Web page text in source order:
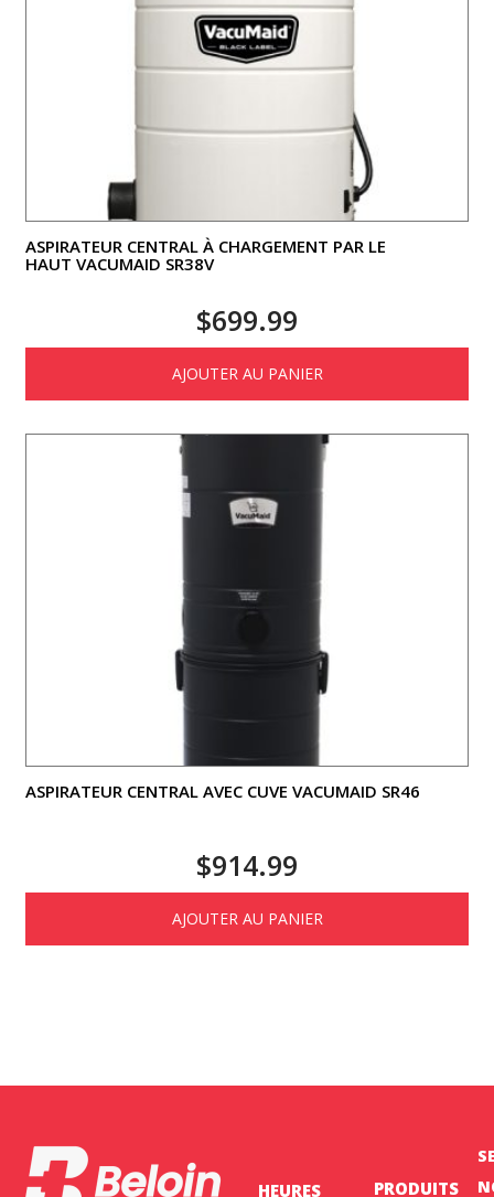
ASPIRATEUR CENTRAL À CHARGEMENT PAR LE
HAUT VACUMAID SR38V
$699.99
AJOUTER AU PANIER
ASPIRATEUR CENTRAL AVEC CUVE VACUMAID SR46
$914.99
AJOUTER AU PANIER
HEURES PRODUITS